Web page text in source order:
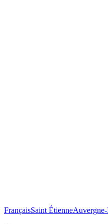
FrançaisSaint Étienne